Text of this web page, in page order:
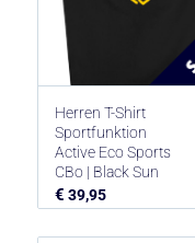
Herren T-Shirt
Sportfunktion
Active Eco Sports
CBo | Black Sun
€ 39,95